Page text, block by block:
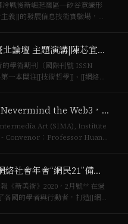
戰後新崛起灣區─矽谷意識形
義]]的發展信息技術實驗場，中
入公…
第七屆網絡社會年會 臺北論壇 主題演講|陳芯宜：時間與沉浸，從藝術家紀錄片到VR的創作
學術期刊（國際刊號 ISSN
一本關注[[技術哲學]]、[[網絡社
第七屆網絡社會年會｜Nevermind the Web3，Here’s the P2P！
Art (SIMA), Institute
超越個人帳戶: 第四屆網絡社會年會“網民21”備忘錄
新美術》2020，2月號** 在過
國的學者與行動者，打造[[網絡